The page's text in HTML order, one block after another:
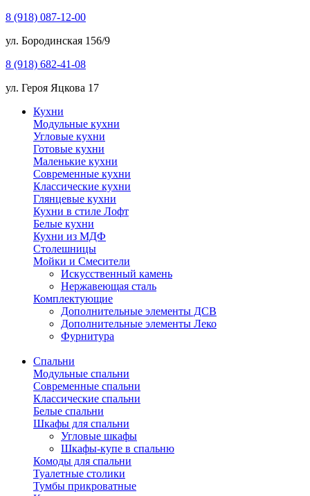
8 (918) 087-12-00
ул. Бородинская 156/9
8 (918) 682-41-08
ул. Героя Яцкова 17
Кухни
Модульные кухни
Угловые кухни
Готовые кухни
Маленькие кухни
Современные кухни
Классические кухни
Глянцевые кухни
Кухни в стиле Лофт
Белые кухни
Кухни из МДФ
Столешницы
Мойки и Смесители
Искусственный камень
Нержавеющая сталь
Комплектующие
Дополнительные элементы ДСВ
Дополнительные элементы Леко
Фурнитура
Спальни
Модульные спальни
Современные спальни
Классические спальни
Белые спальни
Шкафы для спальни
Угловые шкафы
Шкафы-купе в спальню
Комоды для спальни
Туалетные столики
Тумбы прикроватные